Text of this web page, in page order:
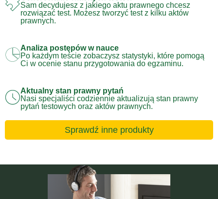
Sam decydujesz z jakiego aktu prawnego chcesz
rozwiązać test. Możesz tworzyć test z kilku aktów
prawnych.
Analiza postępów w nauce
Po każdym teście zobaczysz statystyki, które pomogą
Ci w ocenie stanu przygotowania do egzaminu.
Aktualny stan prawny pytań
Nasi specjaliści codziennie aktualizują stan prawny
pytań testowych oraz aktów prawnych.
Sprawdź inne produkty